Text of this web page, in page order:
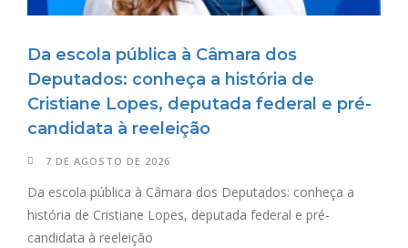
Da escola pública à Câmara dos
Deputados: conheça a história de
Cristiane Lopes, deputada federal e pré-
candidata à reeleição
7 DE AGOSTO DE 2026
Da escola pública à Câmara dos Deputados: conheça a
história de Cristiane Lopes, deputada federal e pré-
candidata à reeleição